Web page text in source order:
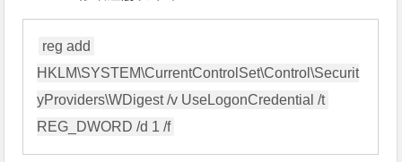
reg add
HKLM\SYSTEM\CurrentControlSet\Control\Securit
yProviders\WDigest /v UseLogonCredential /t
REG_DWORD /d 1 /f